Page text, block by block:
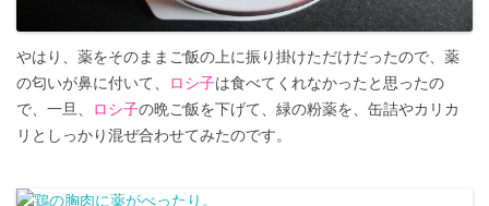
やはり、薬をそのままご飯の上に振り掛けただけだったので、薬
の匂いが鼻に付いて、
ロシ子は食べてくれなかったと思ったの
で、一旦、
ロシ子の晩ご飯を下げて、緑の粉薬を、缶詰やカリカ
リとしっかり混ぜ合わせてみたのです。